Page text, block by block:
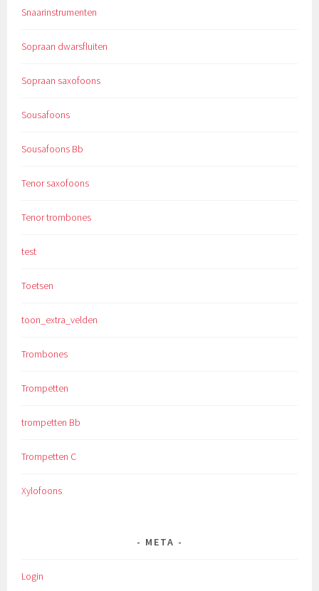
Snaarinstrumenten
Sopraan dwarsfluiten
Sopraan saxofoons
Sousafoons
Sousafoons Bb
Tenor saxofoons
Tenor trombones
test
Toetsen
toon_extra_velden
Trombones
Trompetten
trompetten Bb
Trompetten C
Xylofoons
META
Login